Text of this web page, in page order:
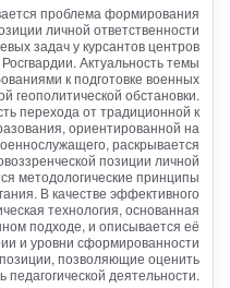
проблема формирования
личной ответственности
задач у курсантов центров
Актуальность темы
к подготовке военных
геополитической обстановки.
перехода от традиционной к
ориентированной на
раскрывается
позиции личной
методологические принципы
В качестве эффективного
технология, основанная
подходе, и описывается её
и уровни сформированности
позволяющие оценить
педагогической деятельности.